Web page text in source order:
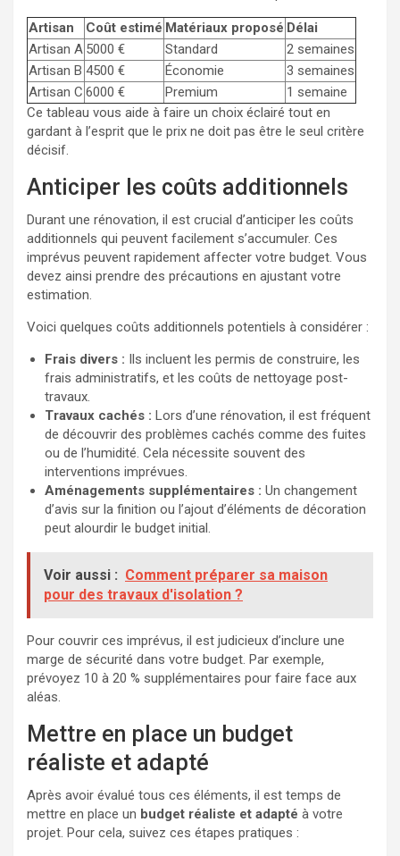
Artisan Coût estimé Matériaux proposé Délai
Artisan A 5000 € Standard
2 semaines
Artisan B 4500 € Économie
3 semaines
Artisan C 6000 € Premium
1 semaine
Ce tableau vous aide à faire un choix éclairé tout en
gardant à l’esprit que le prix ne doit pas être le seul critère
décisif.
Anticiper les coûts additionnels
Durant une rénovation, il est crucial d’anticiper les coûts
additionnels qui peuvent facilement s’accumuler. Ces
imprévus peuvent rapidement affecter votre budget. Vous
devez ainsi prendre des précautions en ajustant votre
estimation.
Voici quelques coûts additionnels potentiels à considérer :
Frais divers : Ils incluent les permis de construire, les
frais administratifs, et les coûts de nettoyage post-
travaux.
Travaux cachés : Lors d’une rénovation, il est fréquent
de découvrir des problèmes cachés comme des fuites
ou de l’humidité. Cela nécessite souvent des
interventions imprévues.
Aménagements supplémentaires : Un changement
d’avis sur la finition ou l’ajout d’éléments de décoration
peut alourdir le budget initial.
Voir aussi : Comment préparer sa maison
pour des travaux d'isolation ?
Pour couvrir ces imprévus, il est judicieux d’inclure une
marge de sécurité dans votre budget. Par exemple,
prévoyez 10 à 20 % supplémentaires pour faire face aux
aléas.
Mettre en place un budget
réaliste et adapté
Après avoir évalué tous ces éléments, il est temps de
mettre en place un budget réaliste et adapté à votre
projet. Pour cela, suivez ces étapes pratiques :